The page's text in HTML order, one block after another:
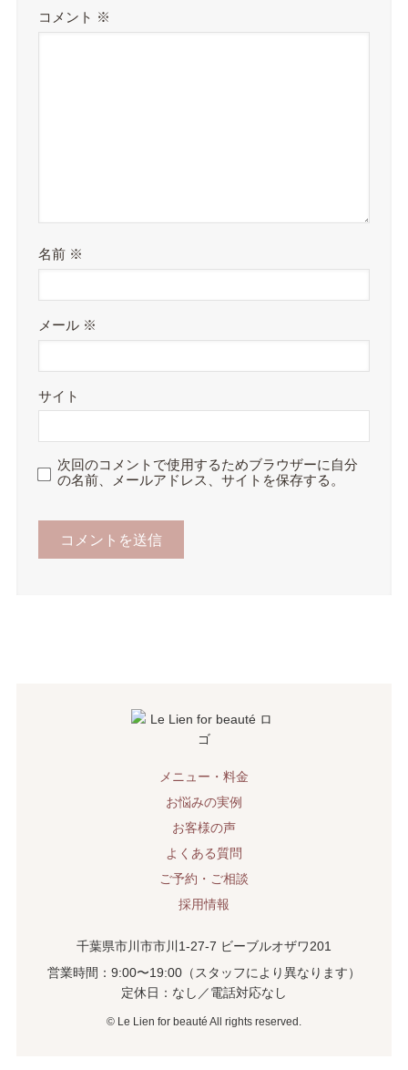
コメント ※
名前 ※
メール ※
サイト
次回のコメントで使用するためブラウザーに自分
の名前、メールアドレス、サイトを保存する。
メニュー・料金
お悩みの実例
お客様の声
よくある質問
ご予約・ご相談
採用情報
千葉県市川市市川1-27-7 ビーブルオザワ201
営業時間：9:00〜19:00（スタッフにより異なります）
定休日：なし／電話対応なし
©︎ Le Lien for beauté All rights reserved.